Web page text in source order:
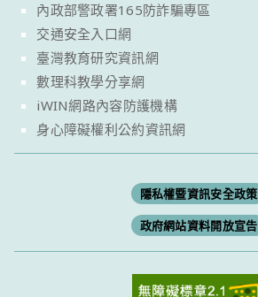
內政部警政署165防詐騙專區
交通安全入口網
臺灣教育研究資訊網
數理科教學分享網
iWIN網路內容防護機構
身心障礙權利公約資訊網
隱私權暨資訊安全政策
政府網站資料開放宣告